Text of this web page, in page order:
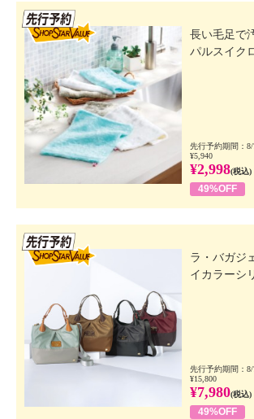
長い毛足で
パルスイク
先行予約期間：
¥5,940
¥2,998(税込)
49%OFF
ラ・バガジ
イカラーシ
先行予約期間：
¥15,800
¥7,980(税込)
49%OFF